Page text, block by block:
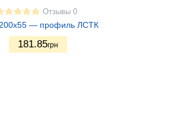
Отзывы 0
— профиль ЛСТК
181.85грн